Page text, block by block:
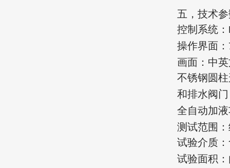
五， 技术
控制系统：
操作界面：
画面：中
不锈钢圆
和排水阀门
全自动加
测试范围
试验介质
试验面积